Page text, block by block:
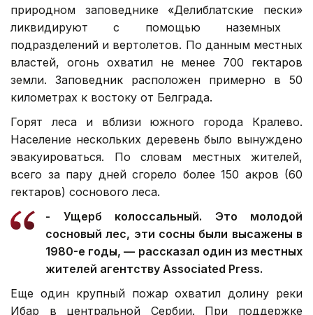
природном заповеднике «Делиблатские пески»
ликвидируют с помощью наземных
подразделений и вертолетов. По данным местных
властей, огонь охватил не менее 700 гектаров
земли. Заповедник расположен примерно в 50
километрах к востоку от Белграда.
Горят леса и вблизи южного города Кралево.
Население нескольких деревень было вынуждено
эвакуироваться. По словам местных жителей,
всего за пару дней сгорело более 150 акров (60
гектаров) соснового леса.
- Ущерб колоссальный. Это молодой
сосновый лес, эти сосны были высажены в
1980-е годы, — рассказал один из местных
жителей агентству Associated Press.
Еще один крупный пожар охватил долину реки
Ибар в центральной Сербии. При поддержке